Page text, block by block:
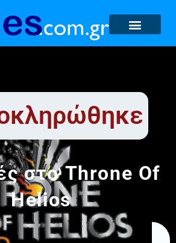
στο Throne Of
Helios